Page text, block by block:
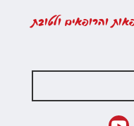
והרופאים ולטובת